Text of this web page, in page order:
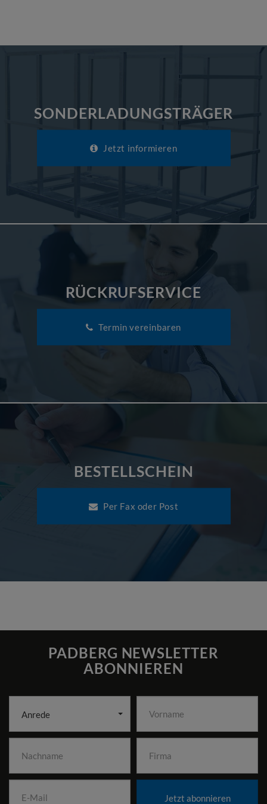
SONDERLADUNGSTRÄGER
Jetzt informieren
RÜCKRUFSERVICE
Termin vereinbaren
BESTELLSCHEIN
Per Fax oder Post
PADBERG NEWSLETTER
ABONNIEREN
Anrede
Jetzt abonnieren